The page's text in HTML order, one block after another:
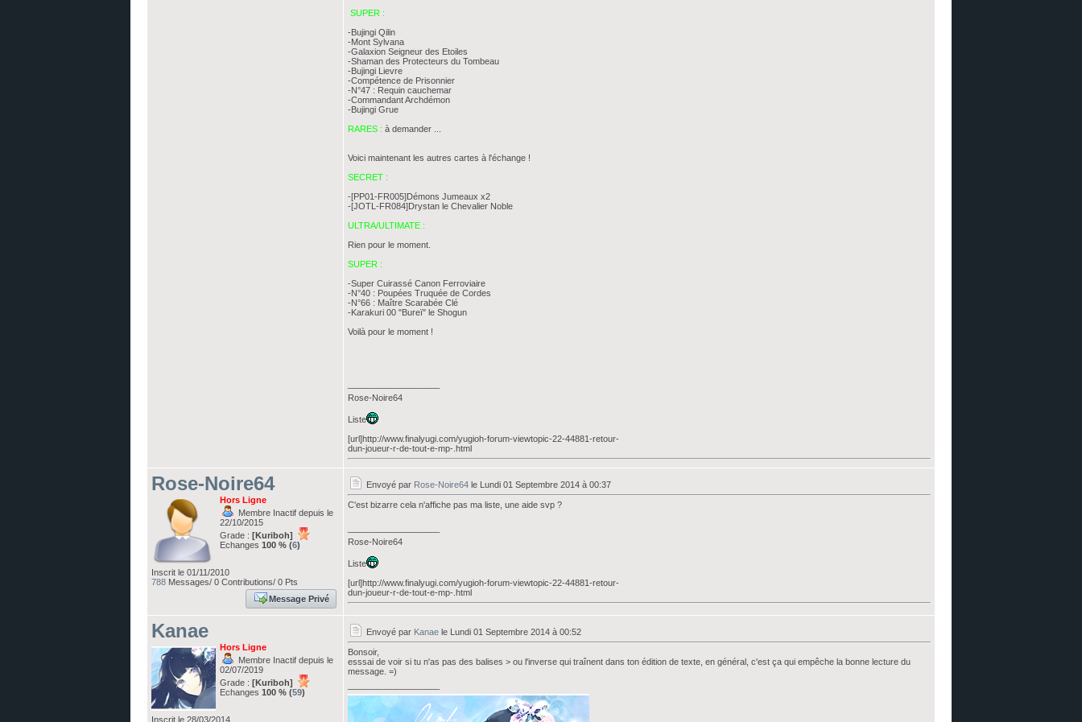
SUPER :
-Bujingi Qilin
-Mont Sylvana
-Galaxion Seigneur des Etoiles
-Shaman des Protecteurs du Tombeau
-Bujingi Lievre
-Compétence de Prisonnier
-N°47 : Requin cauchemar
-Commandant Archdémon
-Bujingi Grue
RARES : à demander ...
Voici maintenant les autres cartes à l'échange !
SECRET :
-[PP01-FR005]Démons Jumeaux x2
-[JOTL-FR084]Drystan le Chevalier Noble
ULTRA/ULTIMATE :
Rien pour le moment.
SUPER :
-Super Cuirassé Canon Ferroviaire
-N°40 : Poupées Truquée de Cordes
-N°66 : Maître Scarabée Clé
-Karakuri 00 "Bureï" le Shogun
Voilà pour le moment !
Rose-Noire64
Liste
[url]http://www.finalyugi.com/yugioh-forum-viewtopic-22-44881-retour-
dun-joueur-r-de-tout-e-mp-.html
Rose-Noire64
Hors Ligne
Membre Inactif depuis le
22/10/2015
Grade : [Kuriboh]
Echanges 100 % (6)
Inscrit le 01/11/2010
788 Messages/ 0 Contributions/ 0 Pts
Message Privé
Envoyé par Rose-Noire64 le Lundi 01 Septembre 2014 à 00:37
C'est bizarre cela n'affiche pas ma liste, une aide svp ?
Rose-Noire64
Liste
[url]http://www.finalyugi.com/yugioh-forum-viewtopic-22-44881-retour-
dun-joueur-r-de-tout-e-mp-.html
Kanae
Hors Ligne
Membre Inactif depuis le
02/07/2019
Grade : [Kuriboh]
Echanges 100 % (59)
Inscrit le 28/03/2014
Envoyé par Kanae le Lundi 01 Septembre 2014 à 00:52
Bonsoir,
esssai de voir si tu n'as pas des balises > ou l'inverse qui traînent dans ton édition de texte, en général, c'est ça qui empêche la bonne lecture du
message. =)